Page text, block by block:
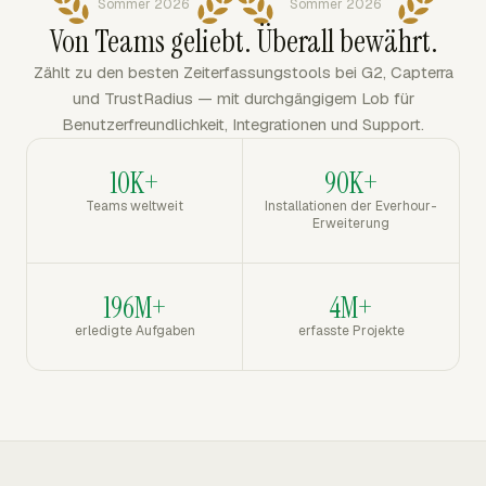
Sommer 2026 Sommer 2026
Von Teams geliebt. Überall bewährt.
Zählt zu den besten Zeiterfassungstools bei G2, Capterra
und TrustRadius — mit durchgängigem Lob für
Benutzerfreundlichkeit, Integrationen und Support.
10K+
Teams weltweit
90K+
Installationen der Everhour-
Erweiterung
196M+
erledigte Aufgaben
4M+
erfasste Projekte